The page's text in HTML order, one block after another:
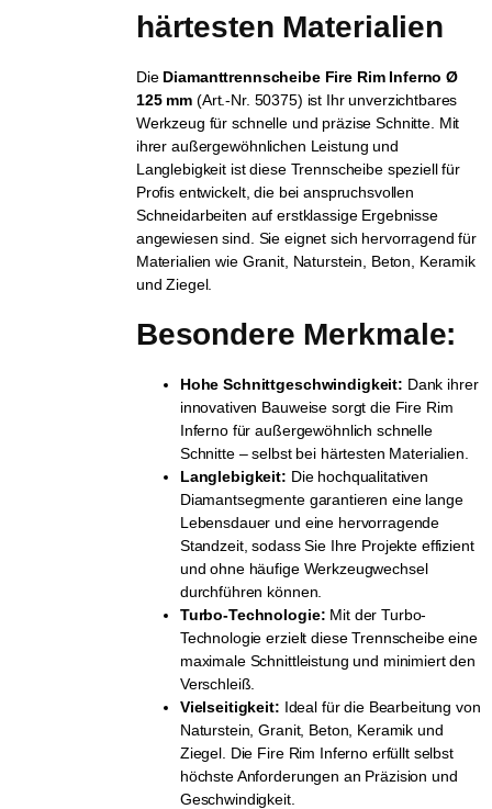
härtesten Materialien
Die Diamanttrennscheibe Fire Rim Inferno Ø
125 mm (Art.-Nr. 50375) ist Ihr unverzichtbares
Werkzeug für schnelle und präzise Schnitte. Mit
ihrer außergewöhnlichen Leistung und
Langlebigkeit ist diese Trennscheibe speziell für
Profis entwickelt, die bei anspruchsvollen
Schneidarbeiten auf erstklassige Ergebnisse
angewiesen sind. Sie eignet sich hervorragend für
Materialien wie Granit, Naturstein, Beton, Keramik
und Ziegel.
Besondere Merkmale:
Hohe Schnittgeschwindigkeit: Dank ihrer
innovativen Bauweise sorgt die Fire Rim
Inferno für außergewöhnlich schnelle
Schnitte – selbst bei härtesten Materialien.
Langlebigkeit: Die hochqualitativen
Diamantsegmente garantieren eine lange
Lebensdauer und eine hervorragende
Standzeit, sodass Sie Ihre Projekte effizient
und ohne häufige Werkzeugwechsel
durchführen können.
Turbo-Technologie: Mit der Turbo-
Technologie erzielt diese Trennscheibe eine
maximale Schnittleistung und minimiert den
Verschleiß.
Vielseitigkeit: Ideal für die Bearbeitung von
Naturstein, Granit, Beton, Keramik und
Ziegel. Die Fire Rim Inferno erfüllt selbst
höchste Anforderungen an Präzision und
Geschwindigkeit.